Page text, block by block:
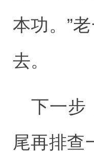
本功。”
去。
下一步
尾再排查